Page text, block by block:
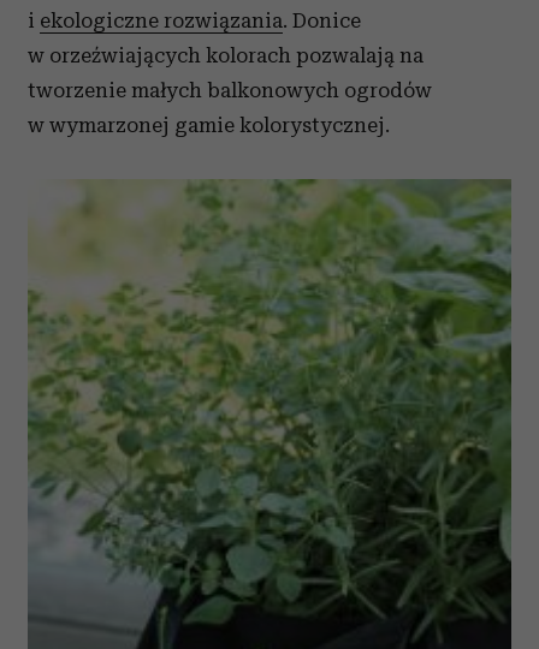
i ekologiczne rozwiązania. Donice
w orzeźwiających kolorach pozwalają na
tworzenie małych balkonowych ogrodów
w wymarzonej gamie kolorystycznej.